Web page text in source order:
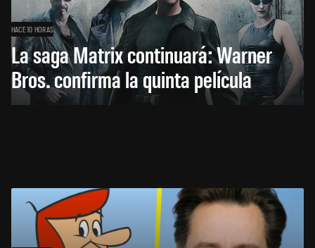
HACE 10 HORAS
La saga Matrix continuará: Warner
Bros. confirma la quinta película